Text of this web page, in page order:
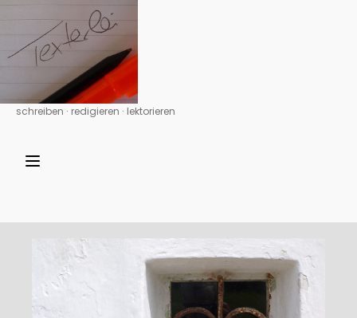
schreiben ∙ redigieren ∙ lektorieren